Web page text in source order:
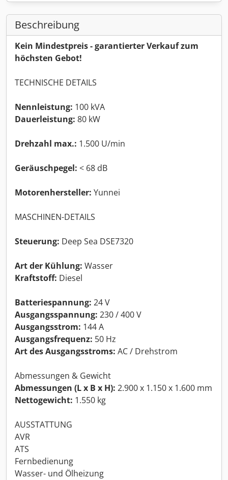
Beschreibung
Kein Mindestpreis - garantierter Verkauf zum
höchsten Gebot!
TECHNISCHE DETAILS
Nennleistung: 100 kVA
Dauerleistung: 80 kW
Drehzahl max.: 1.500 U/min
Geräuschpegel: < 68 dB
Motorenhersteller: Yunnei
MASCHINEN-DETAILS
Steuerung: Deep Sea DSE7320
Art der Kühlung: Wasser
Kraftstoff: Diesel
Batteriespannung: 24 V
Ausgangsspannung: 230 / 400 V
Ausgangsstrom: 144 A
Ausgangsfrequenz: 50 Hz
Art des Ausgangsstroms: AC / Drehstrom
Abmessungen & Gewicht
Abmessungen (L x B x H): 2.900 x 1.150 x 1.600 mm
Nettogewicht: 1.550 kg
AUSSTATTUNG
AVR
ATS
Fernbedienung
Wasser- und Ölheizung